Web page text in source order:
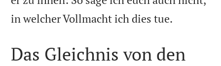
in welcher Vollmacht ich dies tue.
Das Gleichnis von den